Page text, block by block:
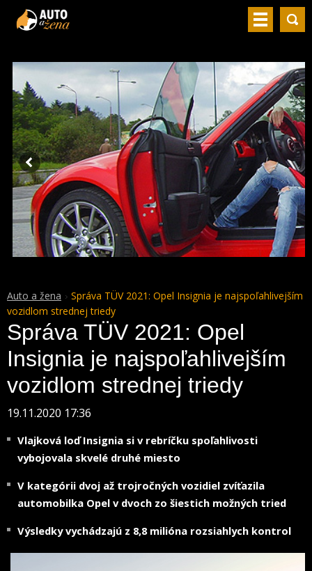
Auto a žena
Správa TÜV 2021: Opel Insignia je najspoľahlivejším
vozidlom strednej triedy
Správa TÜV 2021: Opel
Insignia je najspoľahlivejším
vozidlom strednej triedy
19.11.2020 17:36
Vlajková loď Insignia si v rebríčku spoľahlivosti
vybojovala skvelé druhé miesto
V kategórii dvoj až trojročných vozidiel zvíťazila
automobilka Opel v dvoch zo šiestich možných tried
Výsledky vychádzajú z 8,8 milióna rozsiahlych kontrol